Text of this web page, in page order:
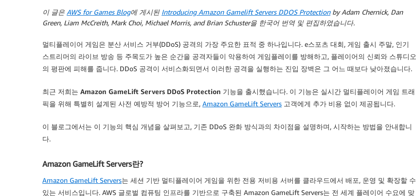
이 글은 AWS for Games Blog에 게시된 Introducing Amazon Gamelift Servers DDOS Protectionby Adam Chernick, Dan
Green, Liam McCreith, Mark Choi, Michael Morris, and Brian Schuster을 한국어 번역 및 편집하였습니다.
멀티플레이어 게임은 분산 서비스 거부(DDoS) 공격의 가장 주요한 표적 중 하나입니다. e스포츠 대회, 게임 출시 주말, 인기
스트리머의 라이브 방송 등 주목도가 높은 순간을 공격자들이 악용하여 게임플레이를 방해하고, 플레이어의 신뢰와 스튜디오
의 평판에 피해를 줍니다. DDoS 공격이 서비스화되면서 이러한 공격을 실행하는 진입 장벽은 그 어느 때보다 낮아졌습니다.
최근 저희는 Amazon GameLift Servers DDoS Protection 기능을 출시했습니다. 이 기능은 실시간 멀티플레이어 게임 트래
픽을 위해 특별히 설계된 사전 예방적 방어 기능으로, Amazon GameLift Servers 고객에게 추가 비용 없이 제공됩니다.
이 블로그에서는 이 기능의 핵심 개념을 살펴보고, 기존 DDoS 완화 방식과의 차이점을 설명하며, 시작하는 방법을 안내합니
다.
Amazon GameLift Servers란?
Amazon GameLift Servers는 세션 기반 멀티플레이어 게임을 위한 전용 저비용 서버를 클라우드에서 배포, 운영 및 확장할 수
있는 서비스입니다. AWS 글로벌 컴퓨팅 인프라를 기반으로 구축된 Amazon GameLift Servers는 전 세계 플레이어 수요에 맞